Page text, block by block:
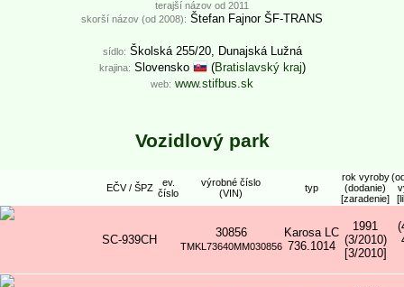
terajší názov od 2011
skorší názov (od 2008): Štefan Fajnor ŠF-TRANS
sídlo: Školská 255/20, Dunajská Lužná
krajina: Slovensko (Bratislavský kraj)
web: www.stifbus.sk
Vozidlový park
EČV / ŠPZ
ev.
číslo
výrobné číslo
(VIN)
typ
rok vyroby
(dodanie)
[zaradenie]
SC-939CH
30856
TMKL73640MM030856
Karosa LC
736.1014
1991
(3/2010)
[3/2010]